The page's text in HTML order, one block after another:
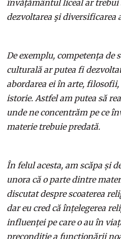
învățământul liceal ar trebui
dezvoltarea şi diversificarea
De exemplu, competența
culturală ar putea fi
abordarea ei în arte,
istorie. Astfel am putea să
unde ne concentrăm pe ce
materie trebuie predată.
În felul acesta, am scăpa și
unora că o parte dintre
discutat despre scoaterea
dar eu cred că înțelegerea
influenței pe care o au în
precondiție a funcționării